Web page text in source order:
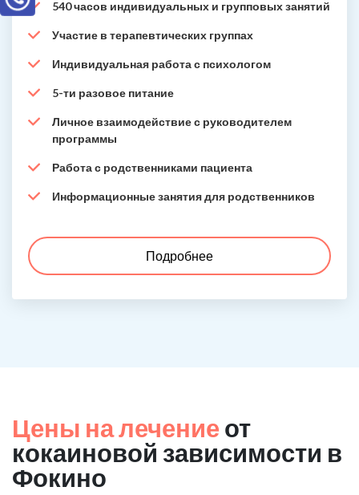
540 часов индивидуальных и групповых занятий
Участие в терапевтических группах
Индивидуальная работа с психологом
5-ти разовое питание
Личное взаимодействие с руководителем
программы
Работа с родственниками пациента
Информационные занятия для родственников
Подробнее
Цены на лечение от
кокаиновой зависимости в
Фокино